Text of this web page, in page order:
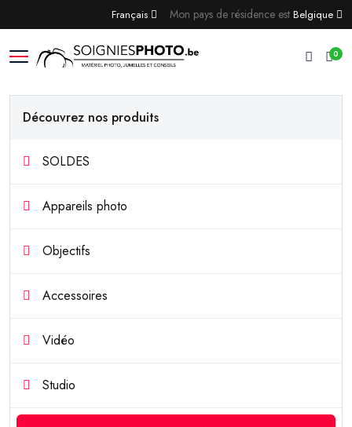
Mon pays de résidence est Belgique
Français
0
Découvrez nos produits
SOLDES
Appareils photo
Objectifs
Accessoires
Vidéo
Studio